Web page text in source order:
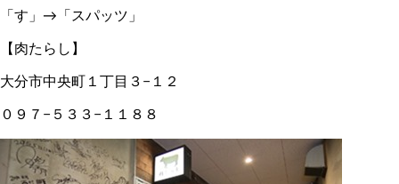
「す」→「スパッツ」
【肉たらし】
大分市中央町１丁目３−１２
０９７−５３３−１１８８